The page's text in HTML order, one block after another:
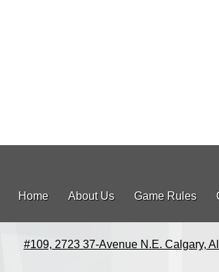
Home About Us Game Rules
#109, 2723 37-Avenue N.E. Calgary,